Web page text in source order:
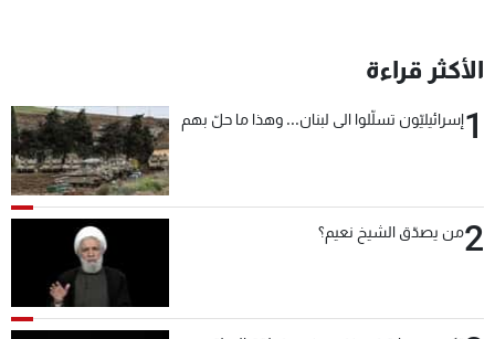
الأكثر قراءة
1إسرائيليّون تسلّلوا الى لبنان... وهذا ما حلّ بهم
2من يصدّق الشيخ نعيم؟